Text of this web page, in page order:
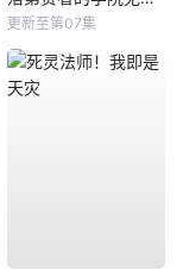
更新至第07集